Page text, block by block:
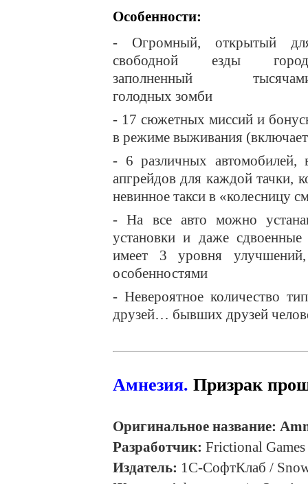
Особенности:
- Огромный, открытый
свободной езды
заполненный
голодных зомби
- 17 сюжетных миссий и
в режиме выживания
- 6 различных автомобилей,
апгрейдов для каждой тачки,
невинное такси в «колесницу
- На все авто можно
установки и даже
имеет 3 уровня
особенностями
- Невероятное количество
друзей… бывших друзей
Амнезия. Призрак
Оригинальное название:
Разработчик: Frictional Games
Издатель: 1C-СофтКлаб /